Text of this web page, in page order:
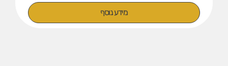
מידע נוסף